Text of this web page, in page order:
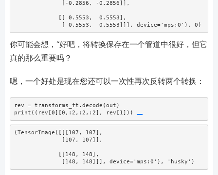
              [ 0.5553,  0.5553]]], device='mps:0'), 0)
你可能会想，“好吧，将转换保存在一个管道中很好，但它
真的那么重要吗？
嗯，一个好处是现在您还可以一次性再次反转两个转换：
rev = transforms_ft.decode(out)
print ((rev[0][0 ,: 2 ,: 2 ,: 2], rev[ 1]))
(TensorImage([[[107, 107],
              [148, 148]]], device='mps:0'), 'husky')